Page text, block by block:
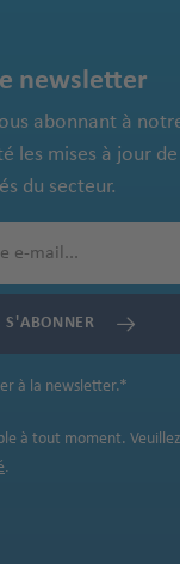
newsletter
abonnant à
les mises à jour
du secteur.
S'ABONNER
à la newsletter.*
à tout moment.
.